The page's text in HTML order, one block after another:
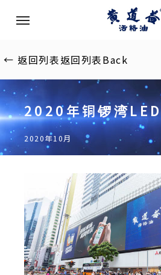
content
Menu
← 返回列表返回列表Back
2020年铜锣湾
2020年10月